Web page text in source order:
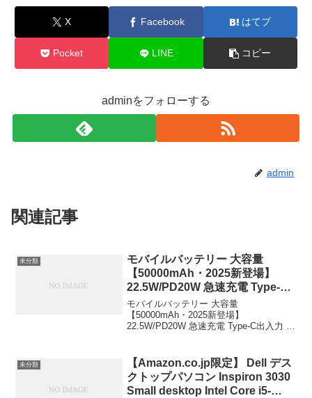
X Facebook はてブ
Pocket LINE コピー
adminをフォローする
admin
関連記事
未分類
モバイルバッテリー 大容量
【50000mAh・2025新登場】
22.5W/PD20W 急速充電 Type-C
出入力 3台同時充電 携帯充電器
LED残量表示
iPhone/Android/iPad全機種対応
行/出張/停電/地震/防災グッズ【災
害時にも便利】
モバイルバッテリー 大容量
【50000mAh・2025新登場】
22.5W/PD20W 急速充電 Type-C出入力 3
済 iPhone16...
未分類
【Amazon.co.jp限定】 Dell デス
クトップパソコン Inspiron 3030
Small desktop Intel Core i5-